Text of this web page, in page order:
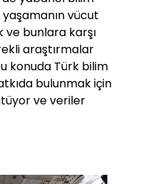
vücut
bunlara karşı
araştırmalar
konuda Türk bilim
bulunmak için
ve veriler